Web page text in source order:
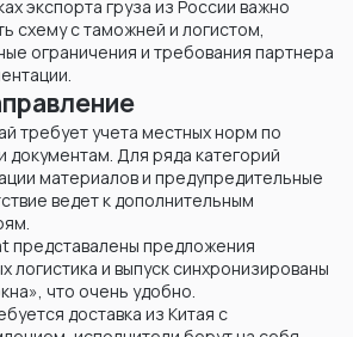
экспорта груза из России важно
схему с таможней и логистом,
ограничения и требования партнера
требует учета местных норм по
документам. Для ряда категорий
материалов и предупредительные
ведет к дополнительным
представалены предложения
логистика и выпуск синхронизированы
что очень удобно.
доставка из Китая с